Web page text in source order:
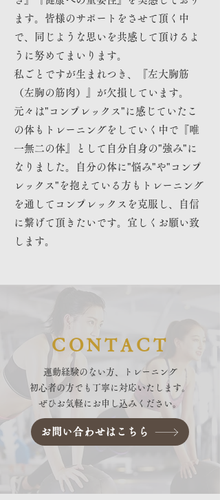
ます。皆様のサポートをさせて頂く中
で、同じような思いを共感して頂けるよ
うに努めてまいります。
私ごとですが生まれつき、『左大胸筋
（左胸の筋肉）』が欠損しています。
元々は"コンプレックス"に感じていたこ
の体もトレーニングをしていく中で『唯
一無二の体』として自分自身の"強み"に
なりました。自分の体に"悩み"や"コンプ
レックス"を抱えている方もトレーニング
を通してコンプレックスを克服し、自信
に繋げて頂きたいです。宜しくお願い致
します。
CONTACT
運動経験のない方、トレーニング
初心者の方でも丁寧に対応いたします。
ぜひお気軽にお申し込みください。
お問い合わせはこちら